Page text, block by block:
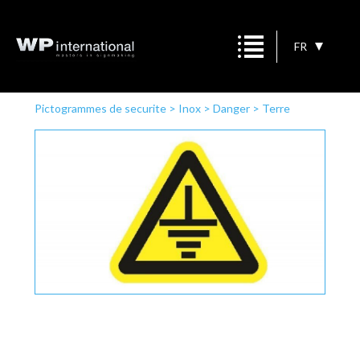
FR
Pictogrammes de securite> Inox> Danger> Terre